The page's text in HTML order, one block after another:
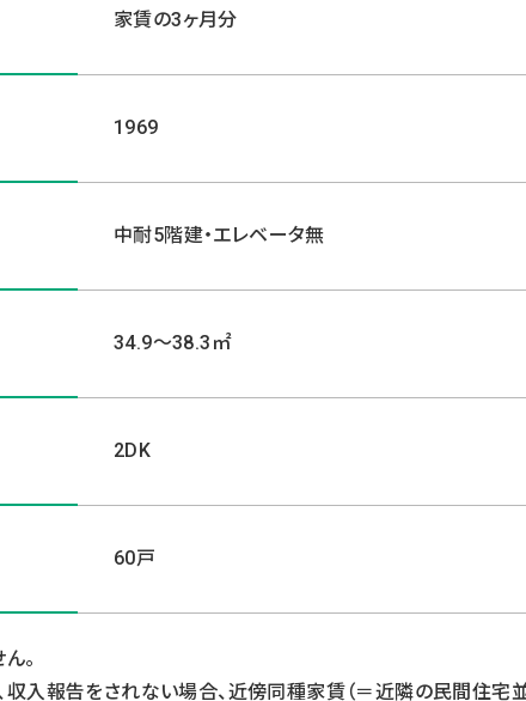
家賃の3ヶ月分
1969
中耐5階建・エレベータ無
34.9～38.3㎡
2DK
60戸
。
収入報告をされない場合、近傍同種家賃（＝近隣の民間住宅